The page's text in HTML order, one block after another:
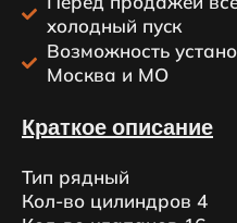
xoлoдный пуcк
Возможность
Москва и МО
Краткое описание
Тип рядный
Кол-во цилиндров 4